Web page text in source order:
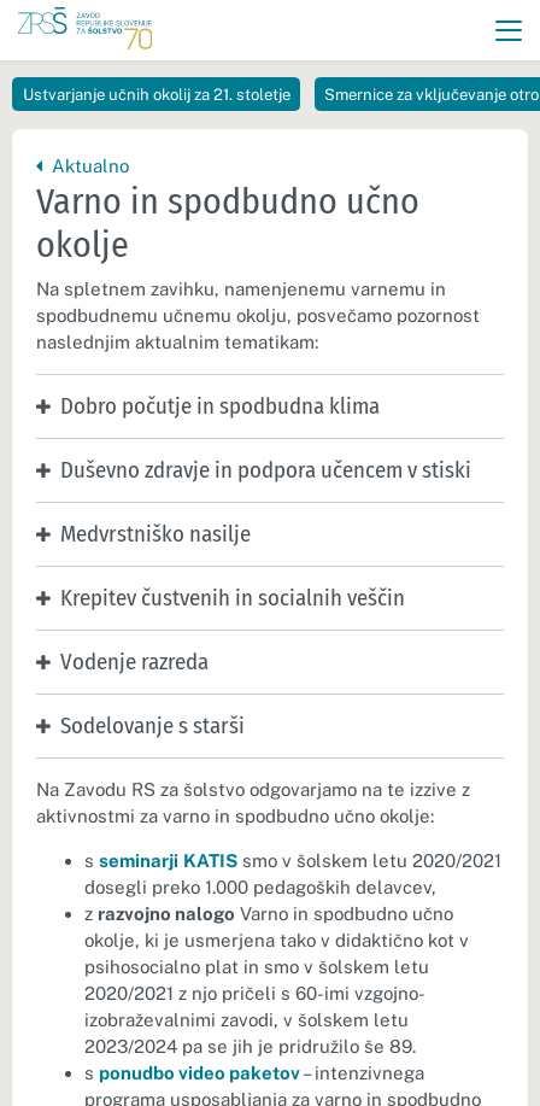
Ustvarjanje učnih okolij za 21. stoletje Smernice za vključevanje
Nazaj na vrhnjo stran:
Aktualno
Varno in spodbudno učno
okolje
Na spletnem zavihku, namenjenemu varnemu in
spodbudnemu učnemu okolju, posvečamo pozornost
naslednjim aktualnim tematikam:
Dobro počutje in spodbudna klima
Duševno zdravje in podpora učencem v stiski
Medvrstniško nasilje
Krepitev čustvenih in socialnih veščin
Vodenje razreda
Sodelovanje s starši
Na Zavodu RS za šolstvo odgovarjamo na te izzive z
aktivnostmi za varno in spodbudno učno okolje:
s seminarji KATIS smo v šolskem letu 2020/2021
dosegli preko 1.000 pedagoških delavcev,
z razvojno nalogo Varno in spodbudno učno
okolje, ki je usmerjena tako v didaktično kot v
psihosocialno plat in smo v šolskem letu
2020/2021 z njo pričeli s 60-imi vzgojno-
izobraževalnimi zavodi, v šolskem letu
2023/2024 pa se jih je pridružilo še 89.
s ponudbo video paketov– intenzivnega
programa usposabljanja za varno in spodbudno